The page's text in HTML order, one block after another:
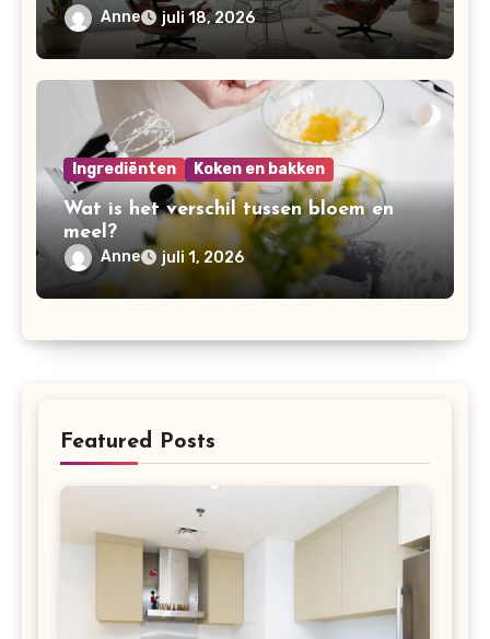
Anne juli 18, 2026
Ingrediënten Koken en bakken
Wat is het verschil tussen bloem en
meel?
Anne juli 1, 2026
Featured Posts